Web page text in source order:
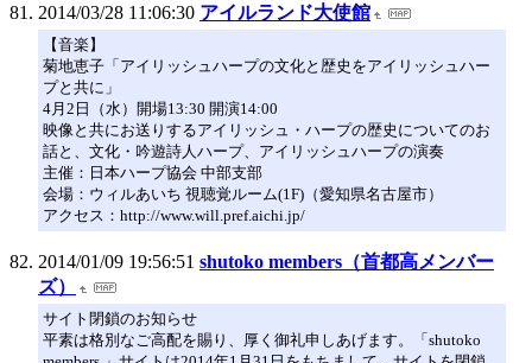
2014/03/28 11:06:30 アイルランド大使館
【音楽】
菊地恵子「アイリッシュハープの文化と歴史をアイリッシュハー
プと共に」
4月2日（水）開場13:30 開演14:00
映像と共にお送りするアイリッシュ・ハープの歴史についてのお
話と、文化・吟遊詩人ハープ、アイリッシュハープの演奏
主催：日本ハープ協会 中部支部
会場：ウィルあいち 視聴覚ルーム(1F)（愛知県名古屋市）
アクセス：http://www.will.pref.aichi.jp/
2014/01/09 19:56:51 shutoko members（首都高メンバー
ズ）
サイト閉鎖のお知らせ
平素は格別なご高配を賜り、厚く御礼申しあげます。「shutoko